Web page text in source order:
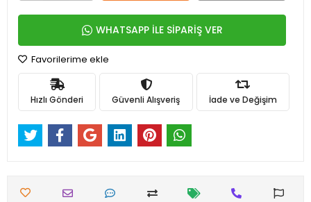
WHATSAPP İLE SİPARİŞ VER
Favorilerime ekle
Hızlı Gönderi Güvenli Alışveriş İade ve Değişim